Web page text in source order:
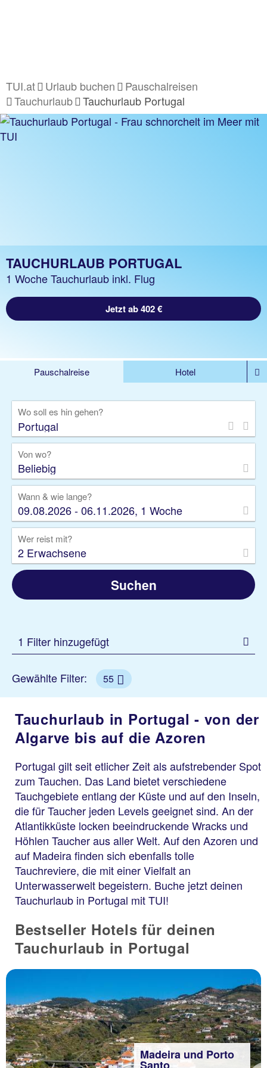
TUI.at Urlaub buchen
Pauschalreisen
Tauchurlaub
Tauchurlaub Portugal
TAUCHURLAUB PORTUGAL
1 Woche Tauchurlaub inkl. Flug
Jetzt ab 402 €
Pauschalreise
Hotel
Rundreise
Kreuzfahrt
Gruppenreise
Camper Privattransfer
Wo soll es hin gehen?
Von wo?
Beliebig
Wann & wie lange?
09.08.2026 - 06.11.2026, 1 Woche
Wer reist mit?
2 Erwachsene
Suchen
1 Filter hinzugefügt
Gewählte Filter: 55
Tauchurlaub in Portugal - von der
Algarve bis auf die Azoren
Portugal gilt seit etlicher Zeit als aufstrebender Spot
zum Tauchen. Das Land bietet verschiedene
Tauchgebiete entlang der Küste und auf den Inseln,
die für Taucher jeden Levels geeignet sind. An der
Atlantikküste locken beeindruckende Wracks und
Höhlen Taucher aus aller Welt. Auf den Azoren und
auf Madeira finden sich ebenfalls tolle
Tauchreviere, die mit einer Vielfalt an
Unterwasserwelt begeistern. Buche jetzt deinen
Tauchurlaub in Portugal mit TUI!
Bestseller Hotels für deinen
Tauchurlaub in Portugal
Madeira und Porto